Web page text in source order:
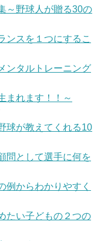
～野球人が贈る30の
ンスを１つにするこ
ンタルトレーニング
まれます！！～
球が教えてくれる10
問として選手に何を
例からわかりやすく
たい子どもの２つの